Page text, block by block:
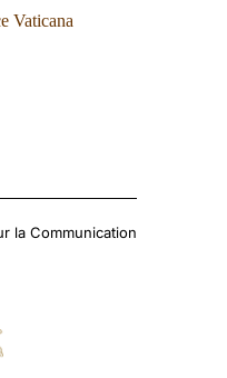
Vaticana
la Communication